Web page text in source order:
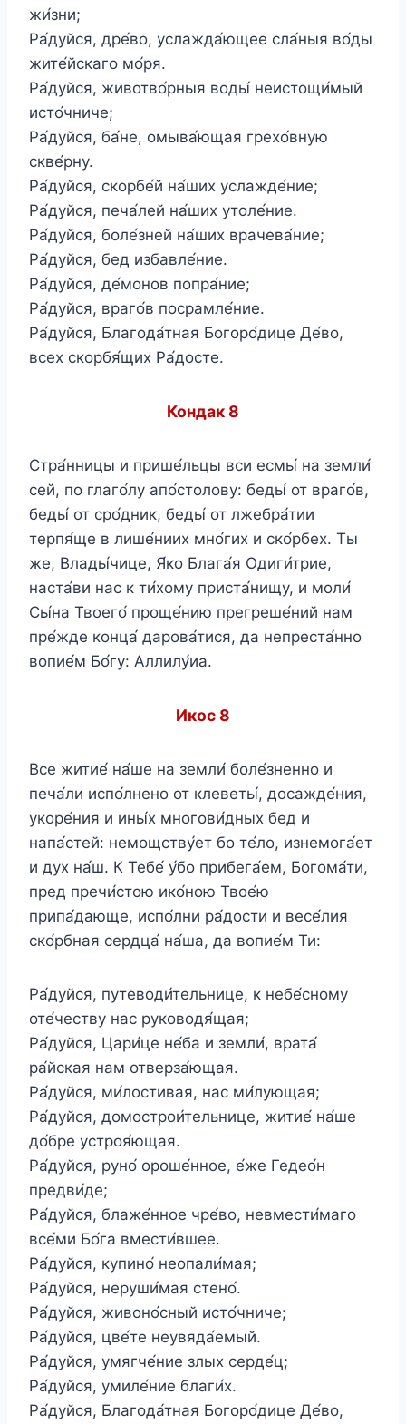
жи́зни;
Ра́дуйся, дре́во, услажда́ющее сла́ныя во́ды
жите́йскаго мо́ря.
Ра́дуйся, животво́рныя воды́ неистощи́мый
исто́чниче;
Ра́дуйся, ба́не, омыва́ющая грехо́вную
скве́рну.
Ра́дуйся, скорбе́й на́ших услажде́ние;
Ра́дуйся, печа́лей на́ших утоле́ние.
Ра́дуйся, боле́зней на́ших врачева́ние;
Ра́дуйся, бед избавле́ние.
Ра́дуйся, де́монов попра́ние;
Ра́дуйся, враго́в посрамле́ние.
Ра́дуйся, Благода́тная Богоро́дице Де́во,
всех скорбя́щих Ра́досте.
Кондак 8
Стра́нницы и прише́льцы вси есмы́ на земли́
сей, по глаго́лу апо́столову: беды́ от враго́в,
беды́ от сро́дник, беды́ от лжебра́тии
терпя́ще в лише́ниих мно́гих и ско́рбех. Ты
же, Влады́чице, Я́ко Блага́я Одиги́трие,
наста́ви нас к ти́хому приста́нищу, и моли́
Сы́на Твоего́ проще́нию прегреше́ний нам
пре́жде конца́ дарова́тися, да непреста́нно
вопие́м Бо́гу: Аллилу́иа.
Икос 8
Все житие́ на́ше на земли́ боле́зненно и
печа́ли испо́лнено от клеветы́, досажде́ния,
укоре́ния и ины́х многови́дных бед и
напа́стей: немощству́ет бо те́ло, изнемога́ет
и дух на́ш. К Тебе́ у́бо прибега́ем, Богома́ти,
пред пречи́стою ико́ною Твое́ю
припа́дающе, испо́лни ра́дости и весе́лия
ско́рбная сердца́ на́ша, да вопие́м Ти:
Ра́дуйся, путеводи́тельнице, к небе́сному
оте́честву нас руководя́щая;
Ра́дуйся, Цари́це не́ба и земли́, врата́
ра́йская нам отверза́ющая.
Ра́дуйся, ми́лостивая, нас ми́лующая;
Ра́дуйся, домострои́тельнице, житие́ на́ше
до́бре устроя́ющая.
Ра́дуйся, руно́ ороше́нное, е́же Гедео́н
предви́де;
Ра́дуйся, блаже́нное чре́во, невмести́маго
все́ми Бо́га вмести́вшее.
Ра́дуйся, купино́ неопали́мая;
Ра́дуйся, неруши́мая стено́.
Ра́дуйся, живоно́сный исто́чниче;
Ра́дуйся, цве́те неувяда́емый.
Ра́дуйся, умягче́ние злых серде́ц;
Ра́дуйся, умиле́ние благи́х.
Ра́дуйся, Благода́тная Богоро́дице Де́во,